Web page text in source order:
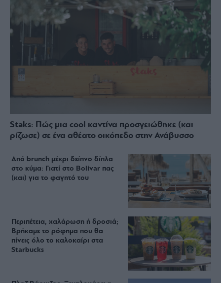
Staks: Πώς μια cool καντίνα προσγειώθηκε (και
ρίζωσε) σε ένα αθέατο οικόπεδο στην Ανάβυσσο
Από brunch μέχρι δείπνο δίπλα
στο κύμα: Γιατί στο Bolivar πας
(και) για το φαγητό του
Περιπέτεια, χαλάρωση ή δροσιά;
Βρήκαμε το ρόφημα που θα
πίνεις όλο το καλοκαίρι στα
Starbucks